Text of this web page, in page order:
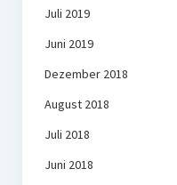
Juli 2019
Juni 2019
Dezember 2018
August 2018
Juli 2018
Juni 2018